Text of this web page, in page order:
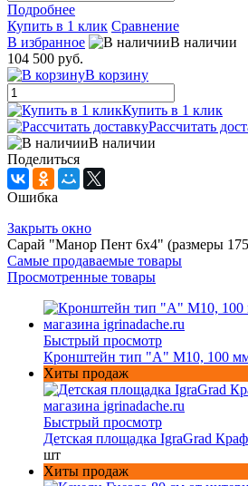
Подробнее
Купить в 1 клик Сравнение
В избранное
В наличии
104 500 руб.
В корзину
Купить в 1 клик
Рассчитать
В наличии
Поделиться
Ошибка
Закрыть окно
Сарай "Манор Пент 6x4" (размеры
Самые продаваемые товары
Просмотренные товары
Быстрый просмотр
Кронштейн тип "A" M10, 100
Хиты продаж
Быстрый просмотр
Детская площадка IgraGrad
шт
Хиты продаж